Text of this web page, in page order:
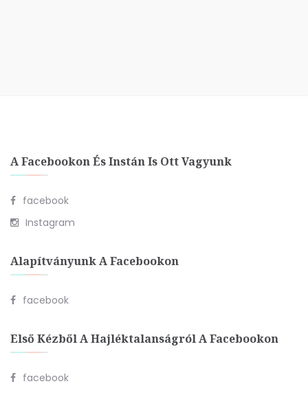
A Facebookon És Instán Is Ott Vagyunk
facebook
Instagram
Alapítványunk A Facebookon
facebook
Első Kézből A Hajléktalanságról A Facebookon
facebook